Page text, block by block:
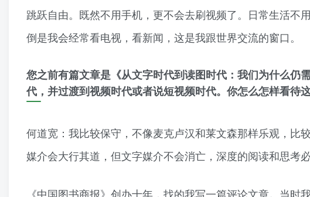
跳跃自由。既然不用手机，更不会去刷视频了。日常生活不
倒是我会经常看电视，看新闻，这是我跟世界交流的窗口。
您之前有篇文章是《从文字时代到读图时代：我们为什么仍
代，并过渡到视频时代或者说短视频时代。你怎么怎样看待
何道宽：我比较保守，不像麦克卢汉和莱文森那样乐观，比
媒介会大行其道，但文字媒介不会消亡，深度的阅读和思考必
《中国图书商报》创办十年，找的我写一篇评论文章。当